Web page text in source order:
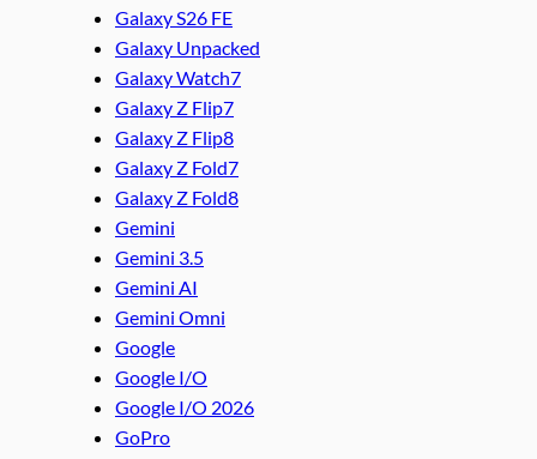
Galaxy S26 FE
Galaxy Unpacked
Galaxy Watch7
Galaxy Z Flip7
Galaxy Z Flip8
Galaxy Z Fold7
Galaxy Z Fold8
Gemini
Gemini 3.5
Gemini AI
Gemini Omni
Google
Google I/O
Google I/O 2026
GoPro